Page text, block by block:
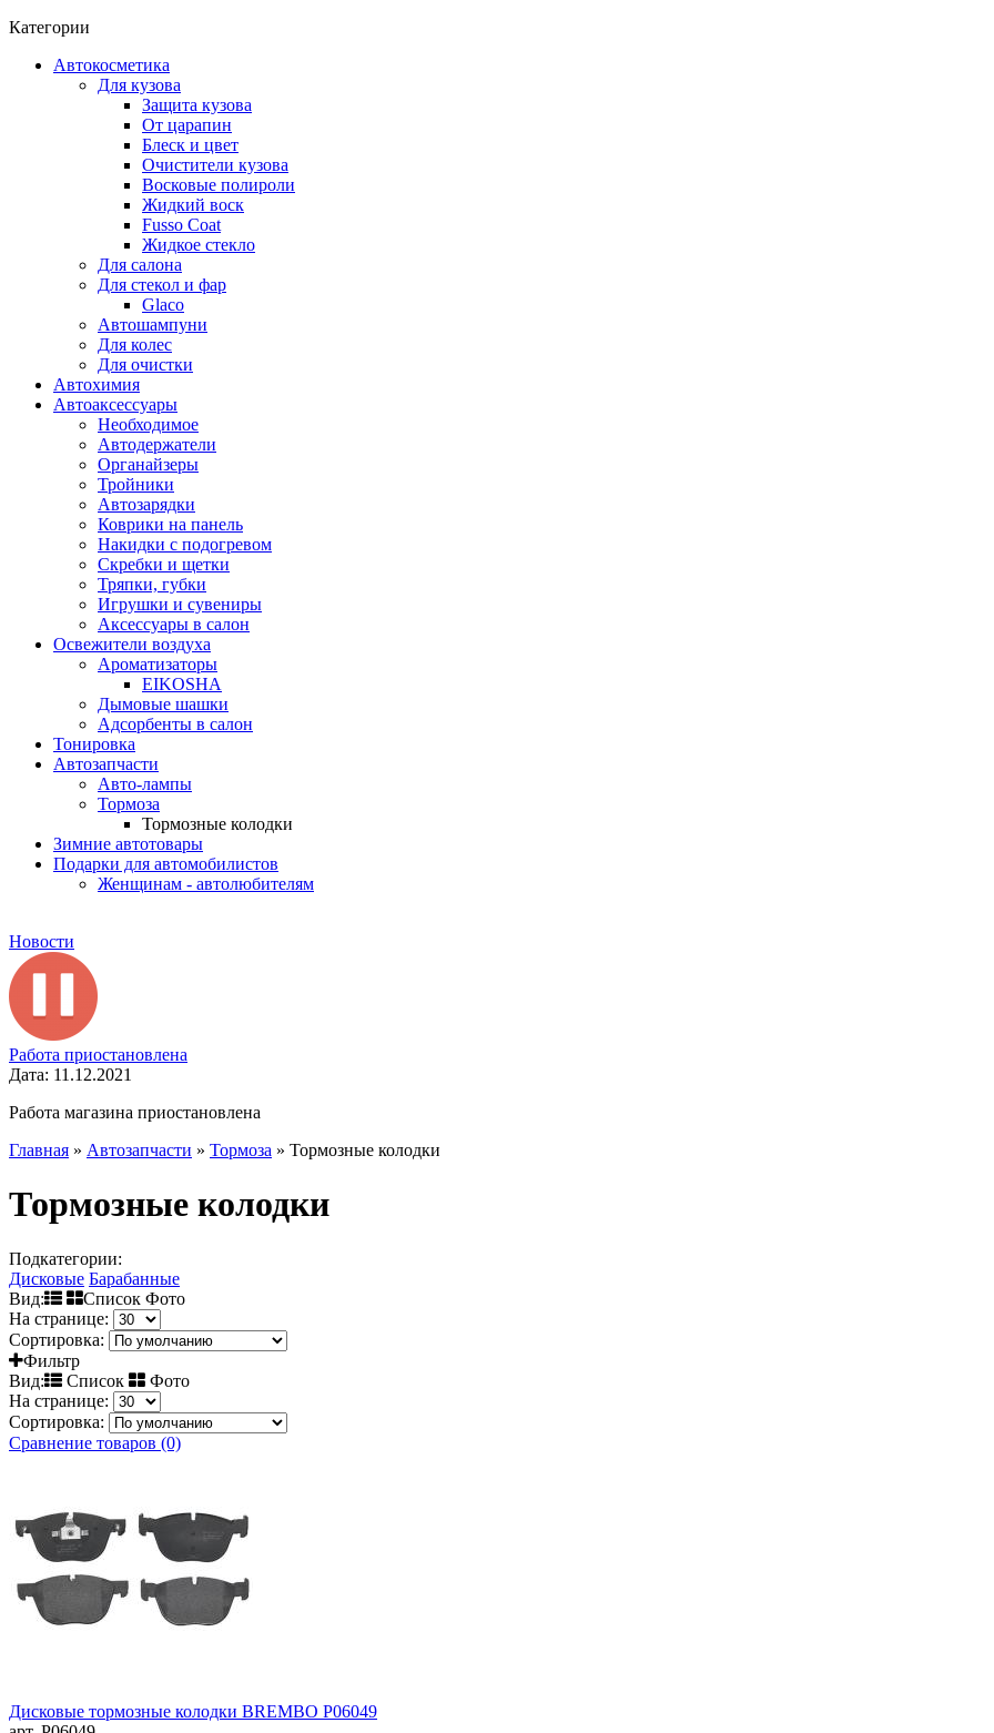
Категории
Автокосметика
Для кузова
Защита кузова
От царапин
Блеск и цвет
Очистители кузова
Восковые полироли
Жидкий воск
Fusso Coat
Жидкое стекло
Для салона
Для стекол и фар
Glaco
Автошампуни
Для колес
Для очистки
Автохимия
Автоаксессуары
Необходимое
Автодержатели
Органайзеры
Тройники
Автозарядки
Коврики на панель
Накидки с подогревом
Скребки и щетки
Тряпки, губки
Игрушки и сувениры
Аксессуары в салон
Освежители воздуха
Ароматизаторы
EIKOSHA
Дымовые шашки
Адсорбенты в салон
Тонировка
Автозапчасти
Авто-лампы
Тормоза
Тормозные колодки
Зимние автотовары
Подарки для автомобилистов
Женщинам - автолюбителям
Новости
Работа приостановлена
Дата: 11.12.2021
Работа магазина приостановлена
Главная » Автозапчасти » Тормоза » Тормозные колодки
Тормозные колодки
Подкатегории:
Дисковые Барабанные
Вид:
Список Фото
На странице:
Сортировка:
Фильтр
Вид:
Список
Фото
На странице:
Сортировка:
Сравнение товаров (0)
Дисковые тормозные колодки BREMBO P06049